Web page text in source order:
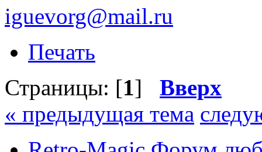
iguevorg@mail.ru
Печать
Страницы: [1] Вверх
« предыдущая тема